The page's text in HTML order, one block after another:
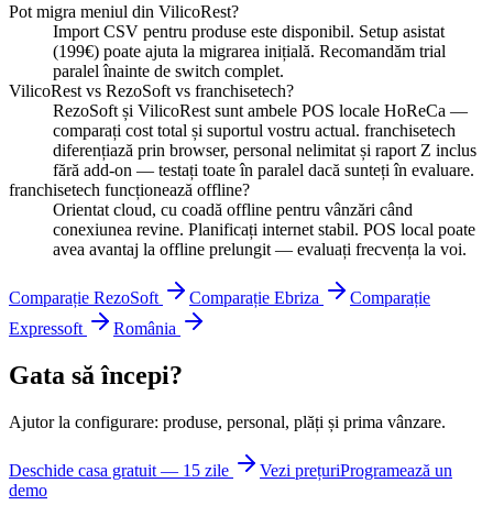
Pot migra meniul din VilicoRest?
Import CSV pentru produse este disponibil. Setup asistat
(199€) poate ajuta la migrarea inițială. Recomandăm trial
paralel înainte de switch complet.
VilicoRest vs RezoSoft vs franchisetech?
RezoSoft și VilicoRest sunt ambele POS locale HoReCa —
comparați cost total și suportul vostru actual. franchisetech
diferențiază prin browser, personal nelimitat și raport Z inclus
fără add-on — testați toate în paralel dacă sunteți în evaluare.
franchisetech funcționează offline?
Orientat cloud, cu coadă offline pentru vânzări când
conexiunea revine. Planificați internet stabil. POS local poate
avea avantaj la offline prelungit — evaluați frecvența la voi.
Comparație RezoSoft Comparație Ebriza
Comparație
Expressoft
România
Gata să începi?
Ajutor la configurare: produse, personal, plăți și prima vânzare.
Deschide casa gratuit — 15 zile Vezi prețuriProgramează un
demo